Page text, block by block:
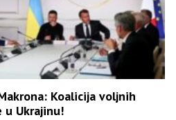
Koalicija voljnih
u Ukrajinu!